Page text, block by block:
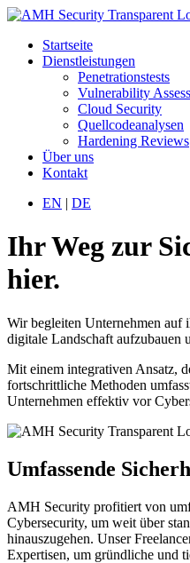
Startseite
Dienstleistungen
Penetrationstests
Vulnerability
Cloud Security
Quellcodeanalysen
Hardening Reviews
Über uns
Kontakt
EN | DE
Ihr Weg zur
hier.
Wir begleiten Unternehmen auf
digitale Landschaft aufzubauen
Mit einem integrativen Ansatz,
fortschrittliche Methoden
Unternehmen effektiv vor
Umfassende
AMH Security profitiert von
Cybersecurity, um weit über
hinauszugehen. Unser
Expertisen, um gründliche und